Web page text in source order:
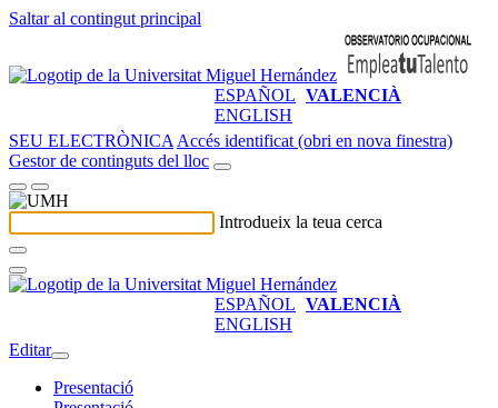
Saltar al contingut principal
ESPAÑOL VALENCIÀ
ENGLISH
SEU ELECTRÒNICA Accés identificat (obri en nova finestra)
Gestor de continguts del lloc
Introdueix la teua cerca
ESPAÑOL VALENCIÀ
ENGLISH
Editar
Presentació